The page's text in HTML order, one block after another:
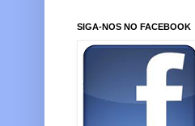
SIGA-NOS NO FACEBOOK